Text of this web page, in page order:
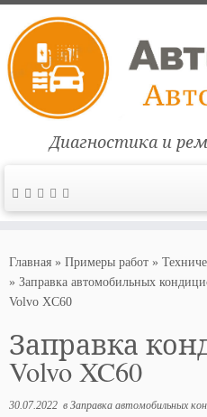
содержимому
Диагностика и
Главная » Примеры работ »
» Заправка автомобильных
Volvo XC60
Заправка
Volvo XC60
30.07.2022 в Заправка автомобильных